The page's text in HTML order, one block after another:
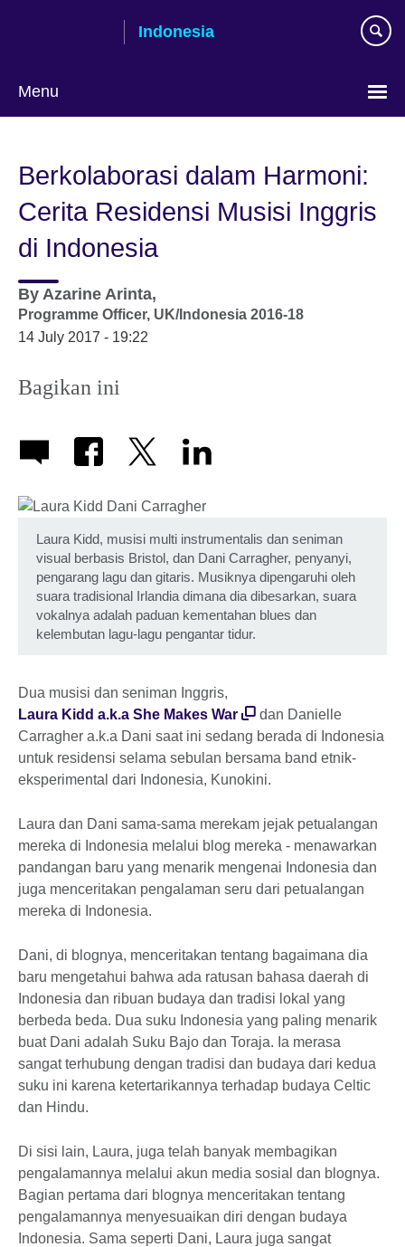
Indonesia
Menu
Berkolaborasi dalam Harmoni:
Cerita Residensi Musisi Inggris
di Indonesia
By Azarine Arinta,
Programme Officer, UK/Indonesia 2016-18
14 July 2017 - 19:22
Bagikan ini
Laura Kidd, musisi multi instrumentalis dan seniman
visual berbasis Bristol, dan Dani Carragher, penyanyi,
pengarang lagu dan gitaris. Musiknya dipengaruhi oleh
suara tradisional Irlandia dimana dia dibesarkan, suara
vokalnya adalah paduan kementahan blues dan
kelembutan lagu-lagu pengantar tidur.
Dua musisi dan seniman Inggris,
Laura Kidd a.k.a She Makes War
dan Danielle
Carragher a.k.a Dani saat ini sedang berada di Indonesia
untuk residensi selama sebulan bersama band etnik-
eksperimental dari Indonesia, Kunokini.
Laura dan Dani sama-sama merekam jejak petualangan
mereka di Indonesia melalui blog mereka - menawarkan
pandangan baru yang menarik mengenai Indonesia dan
juga menceritakan pengalaman seru dari petualangan
mereka di Indonesia.
Dani, di blognya, menceritakan tentang bagaimana dia
baru mengetahui bahwa ada ratusan bahasa daerah di
Indonesia dan ribuan budaya dan tradisi lokal yang
berbeda beda. Dua suku Indonesia yang paling menarik
buat Dani adalah Suku Bajo dan Toraja. Ia merasa
sangat terhubung dengan tradisi dan budaya dari kedua
suku ini karena ketertarikannya terhadap budaya Celtic
dan Hindu.
Di sisi lain, Laura, juga telah banyak membagikan
pengalamannya melalui akun media sosial dan blognya.
Bagian pertama dari blognya menceritakan tentang
pengalamannya menyesuaikan diri dengan budaya
Indonesia. Sama seperti Dani, Laura juga sangat